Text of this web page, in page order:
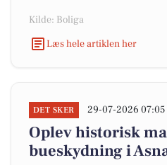
Kilde: Boliga
Læs hele artiklen her
DET SKER 29-07-2026 07:05
Oplev historisk
bueskydning i